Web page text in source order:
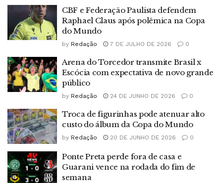
CBF e Federação Paulista defendem
Raphael Claus após polêmica na Copa
do Mundo
by Redação 7 DE JULHO DE 2026 0
Arena do Torcedor transmite Brasil x
Escócia com expectativa de novo grande
público
by Redação 24 DE JUNHO DE 2026 0
Troca de figurinhas pode atenuar alto
custo do álbum da Copa do Mundo
by Redação 20 DE JUNHO DE 2026 0
Ponte Preta perde fora de casa e
Guarani vence na rodada do fim de
semana